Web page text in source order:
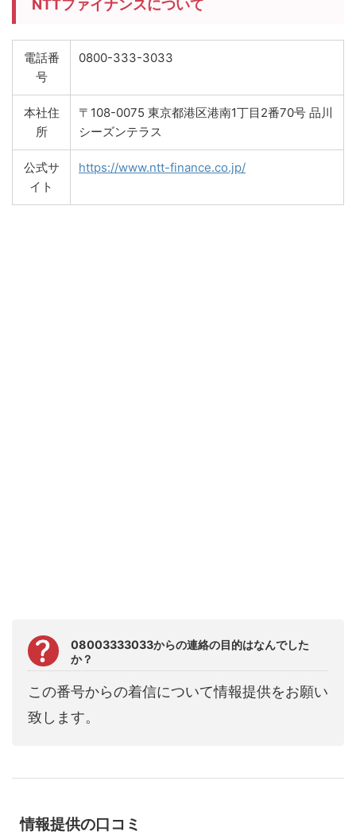
NTTファイナンスについて
電話番
号
0800-333-3033
本社住
所
〒108-0075 東京都港区港南1丁目2番70号 品川
シーズンテラス
公式サ
イト
https://www.ntt-finance.co.jp/
08003333033からの連絡の目的はなんでした
か？
この番号からの着信について情報提供をお願い
致します。
情報提供の口コミ